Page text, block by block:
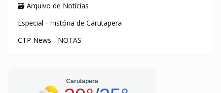
🗃️ Arquivo de Notícias
Especial - História de Carutapera
CTP News - NOTAS